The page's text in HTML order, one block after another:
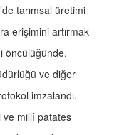
tarımsal üretimi
erişimini artırmak
öncülüğünde,
ve diğer
imzalandı.
ve millî patates